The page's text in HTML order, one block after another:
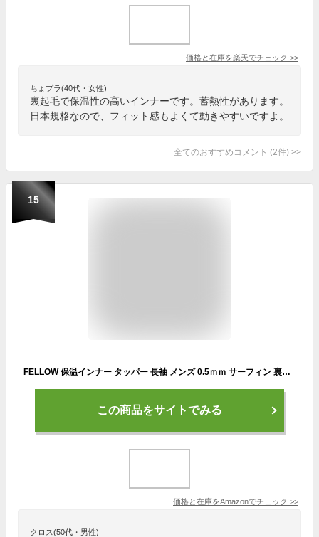
価格と在庫を楽天でチェック >>
ちょプラ(40代・女性)
裏起毛で保温性の高いインナーです。蓄熱性があります。
日本規格なので、フィット感もよくて動きやすいですよ。
全てのおすすめコメント (2件) >
15
FELLOW 保温インナー タッパー 長袖 メンズ 0.5ｍｍ サーフィン 裏起毛 ヒートマックス ウェットスーツ SUP 日本規格 XLサイズ
この商品をサイトでみる
価格と在庫をAmazonでチェック >>
クロス(50代・男性)